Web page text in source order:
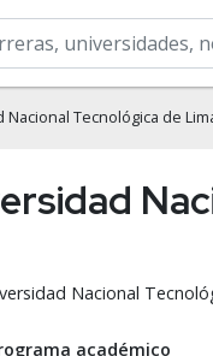
Tecnológica de
Nacional
académico